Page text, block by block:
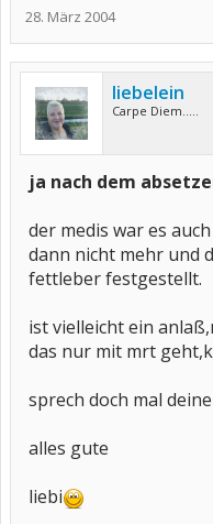
28. März 2004
liebelein
Carpe Diem.....
ja nach dem
der medis war es
dann nicht mehr und
fettleber festgestellt.
ist vielleicht ein
das nur mit mrt
sprech doch mal
alles gute
liebi